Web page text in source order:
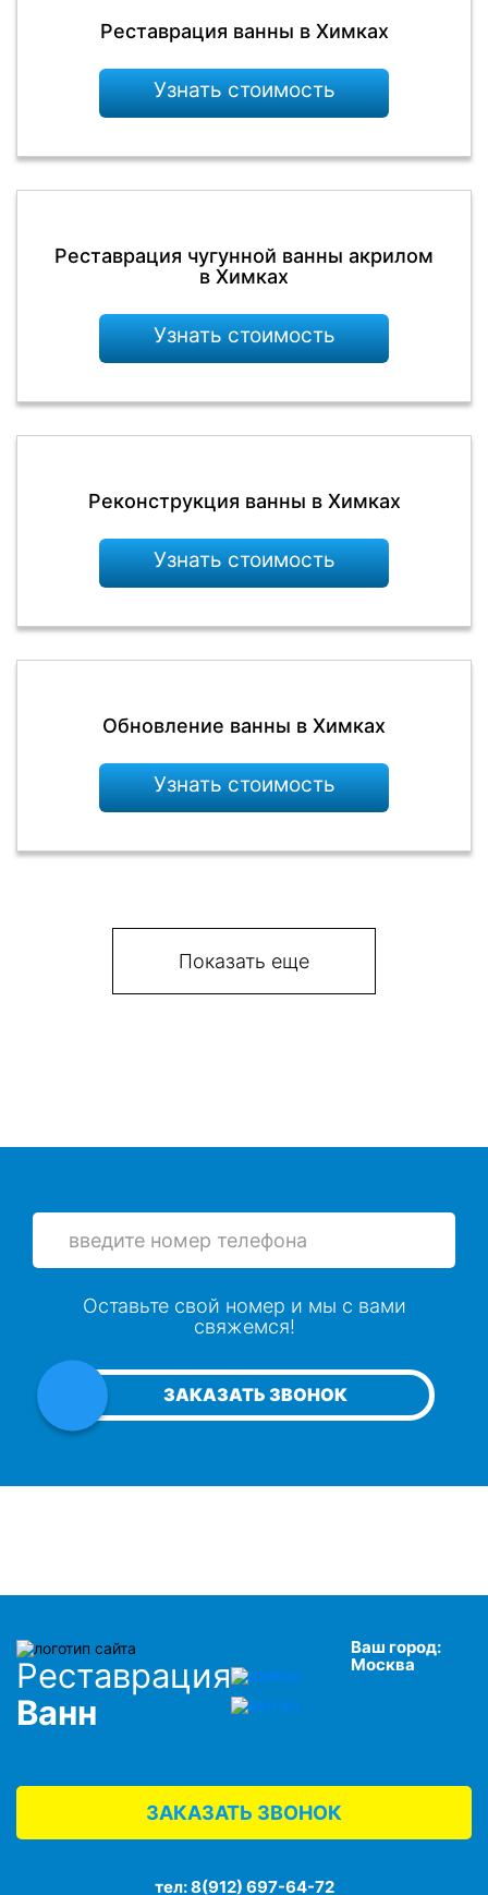
Реставрация ванны в Химках
Узнать стоимость
Реставрация чугунной ванны акрилом
в Химках
Узнать стоимость
Реконструкция ванны в Химках
Узнать стоимость
Обновление ванны в Химках
Узнать стоимость
Показать еще
ЗАКАЗАТЬ ЗВОНОК
Оставьте свой номер и мы с вами
свяжемся!
Реставрация
Ванн
Ваш город:
Москва
ЗАКАЗАТЬ ЗВОНОК
тел:8(912) 697-64-72